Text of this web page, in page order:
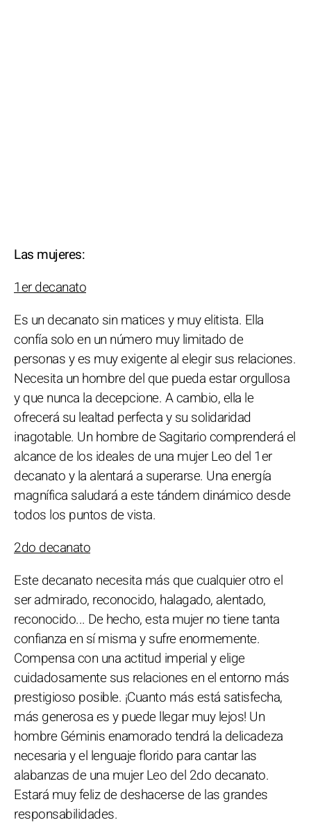
Las mujeres:
1er decanato
Es un decanato sin matices y muy elitista. Ella
confía solo en un número muy limitado de
personas y es muy exigente al elegir sus relaciones.
Necesita un hombre del que pueda estar orgullosa
y que nunca la decepcione. A cambio, ella le
ofrecerá su lealtad perfecta y su solidaridad
inagotable. Un hombre de Sagitario comprenderá el
alcance de los ideales de una mujer Leo del 1er
decanato y la alentará a superarse. Una energía
magnífica saludará a este tándem dinámico desde
todos los puntos de vista.
2do decanato
Este decanato necesita más que cualquier otro el
ser admirado, reconocido, halagado, alentado,
reconocido... De hecho, esta mujer no tiene tanta
confianza en sí misma y sufre enormemente.
Compensa con una actitud imperial y elige
cuidadosamente sus relaciones en el entorno más
prestigioso posible. ¡Cuanto más está satisfecha,
más generosa es y puede llegar muy lejos! Un
hombre Géminis enamorado tendrá la delicadeza
necesaria y el lenguaje florido para cantar las
alabanzas de una mujer Leo del 2do decanato.
Estará muy feliz de deshacerse de las grandes
responsabilidades.